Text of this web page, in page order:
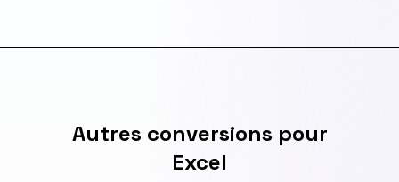
Autres conversions pour
Excel